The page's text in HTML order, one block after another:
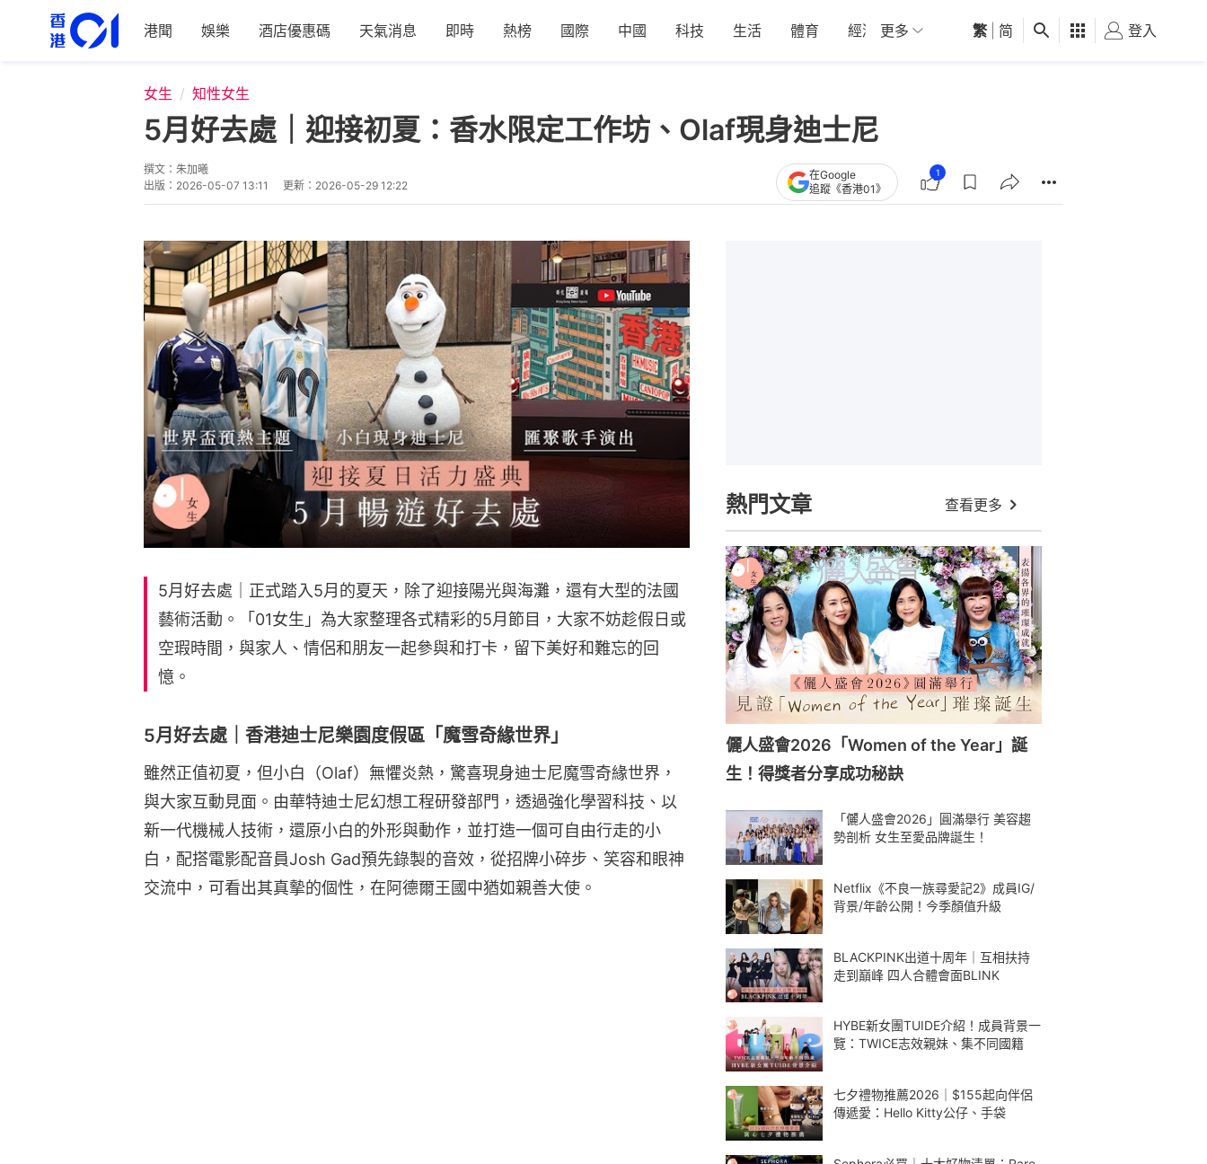
港聞 娛樂 酒店優惠碼 天氣消息 即時 熱榜 國際 中國 科技 生活 體育 經濟 01深圳 觀點 健康 好食玩飛
更多 繁 简 登入
女生 知性女生
5月好去處｜迎接初夏：香水限定工作坊、Olaf現身迪士尼
撰文： 朱加曦
出版： 2026-05-07 13:11 更新： 2026-05-29 12:22
在Google
追蹤《香港01》
1
5月好去處｜正式踏入5月的夏天，除了迎接陽光與海灘，還有大型的法國
藝術活動。「01女生」為大家整理各式精彩的5月節目，大家不妨趁假日或
空瑕時間，與家人、情侶和朋友一起參與和打卡，留下美好和難忘的回
憶。
5月好去處｜香港迪士尼樂園度假區「魔雪奇緣世界」
雖然正值初夏，但小白（Olaf）無懼炎熱，驚喜現身迪士尼魔雪奇緣世界，
與大家互動見面。由華特迪士尼幻想工程研發部門，透過強化學習科技、以
新一代機械人技術，還原小白的外形與動作，並打造一個可自由行走的小
白，配搭電影配音員Josh Gad預先錄製的音效，從招牌小碎步、笑容和眼神
交流中，可看出其真摰的個性，在阿德爾王國中猶如親善大使。
熱門文章 查看更多
儷人盛會2026「Women of the Year」誕
生！得獎者分享成功秘訣
「儷人盛會2026」圓滿舉行 美容趨
勢剖析 女生至愛品牌誕生！
Netflix《不良一族尋愛記2》成員IG/
背景/年齡公開！今季顏值升級
BLACKPINK出道十周年｜互相扶持
走到巔峰 四人合體會面BLINK
HYBE新女團TUIDE介紹！成員背景一
覽：TWICE志效親妹、集不同國籍
七夕禮物推薦2026｜$155起向伴侶
傳遞愛：Hello Kitty公仔、手袋